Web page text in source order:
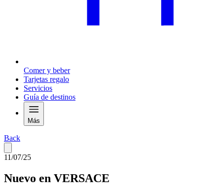
Comer y beber
Tarjetas regalo
Servicios
Guía de destinos
Más
Back
11/07/25
Nuevo en VERSACE